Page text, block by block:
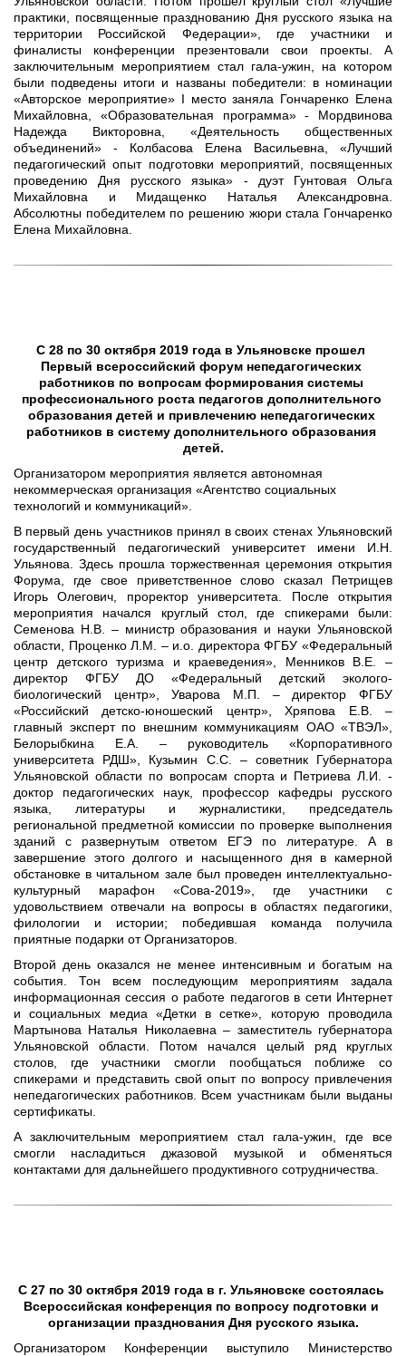
практики, посвященные празднованию Дня русского языка на
территории Российской Федерации», где участники и
финалисты конференции презентовали свои проекты. А
заключительным мероприятием стал гала-ужин, на котором
были подведены итоги и названы победители: в номинации
«Авторское мероприятие» I место заняла Гончаренко Елена
Михайловна, «Образовательная программа» - Мордвинова
Надежда Викторовна, «Деятельность общественных
объединений» - Колбасова Елена Васильевна, «Лучший
педагогический опыт подготовки мероприятий, посвященных
проведению Дня русского языка» - дуэт Гунтовая Ольга
Михайловна и Мидащенко Наталья Александровна.
Абсолютны победителем по решению жюри стала Гончаренко
Елена Михайловна.
С 28 по 30 октября 2019 года в Ульяновске прошел
Первый всероссийский форум непедагогических
работников по вопросам формирования системы
профессионального роста педагогов дополнительного
образования детей и привлечению непедагогических
работников в систему дополнительного образования
детей.
Организатором мероприятия является автономная
некоммерческая организация «Агентство социальных
технологий и коммуникаций».
В первый день участников принял в своих стенах Ульяновский
государственный педагогический университет имени И.Н.
Ульянова. Здесь прошла торжественная церемония открытия
Форума, где свое приветственное слово сказал Петрищев
Игорь Олегович, проректор университета. После открытия
мероприятия начался круглый стол, где спикерами были:
Семенова Н.В. – министр образования и науки Ульяновской
области, Проценко Л.М. – и.о. директора ФГБУ «Федеральный
центр детского туризма и краеведения», Менников В.Е. –
директор ФГБУ ДО «Федеральный детский эколого-
биологический центр», Уварова М.П. – директор ФГБУ
«Российский детско-юношеский центр», Хряпова Е.В. –
главный эксперт по внешним коммуникациям ОАО «ТВЭЛ»,
Белорыбкина Е.А. – руководитель «Корпоративного
университета РДШ», Кузьмин С.С. – советник Губернатора
Ульяновской области по вопросам спорта и Петриева Л.И. -
доктор педагогических наук, профессор кафедры русского
языка, литературы и журналистики, председатель
региональной предметной комиссии по проверке выполнения
зданий с развернутым ответом ЕГЭ по литературе. А в
завершение этого долгого и насыщенного дня в камерной
обстановке в читальном зале был проведен интеллектуально-
культурный марафон «Сова-2019», где участники с
удовольствием отвечали на вопросы в областях педагогики,
филологии и истории; победившая команда получила
приятные подарки от Организаторов.
Второй день оказался не менее интенсивным и богатым на
события. Тон всем последующим мероприятиям задала
информационная сессия о работе педагогов в сети Интернет
и социальных медиа «Детки в сетке», которую проводила
Мартынова Наталья Николаевна – заместитель губернатора
Ульяновской области. Потом начался целый ряд круглых
столов, где участники смогли пообщаться поближе со
спикерами и представить свой опыт по вопросу привлечения
непедагогических работников. Всем участникам были выданы
сертификаты.
А заключительным мероприятием стал гала-ужин, где все
смогли насладиться джазовой музыкой и обменяться
контактами для дальнейшего продуктивного сотрудничества.
С 27 по 30 октября 2019 года в г. Ульяновске состоялась
Всероссийская конференция по вопросу подготовки и
организации празднования Дня русского языка.
Организатором Конференции выступило Министерство